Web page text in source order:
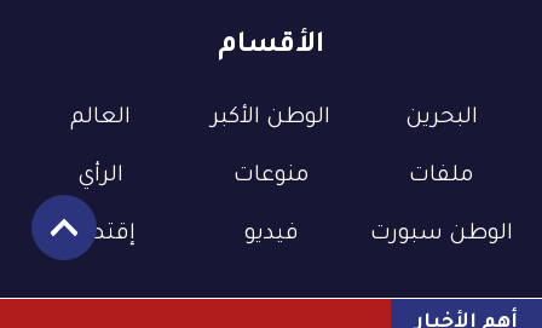
أهم الأخبار
الأقسام
البحرين الوطن الأكبر العالم
ملفات منوعات الرأي
الوطن سبورت فيديو إقتصاد